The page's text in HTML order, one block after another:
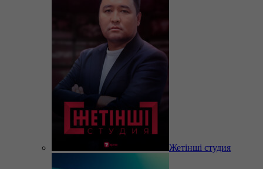
Жетінші студия